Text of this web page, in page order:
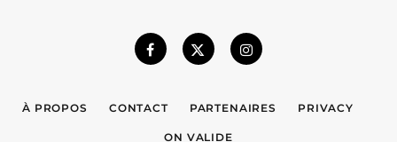
À PROPOS CONTACT PARTENAIRES PRIVACY
ON VALIDE